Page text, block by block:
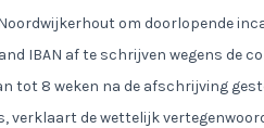
om doorlopende
IBAN af te schrijven wegens de
tot 8 weken na de afschrijving
verklaart de wettelijk